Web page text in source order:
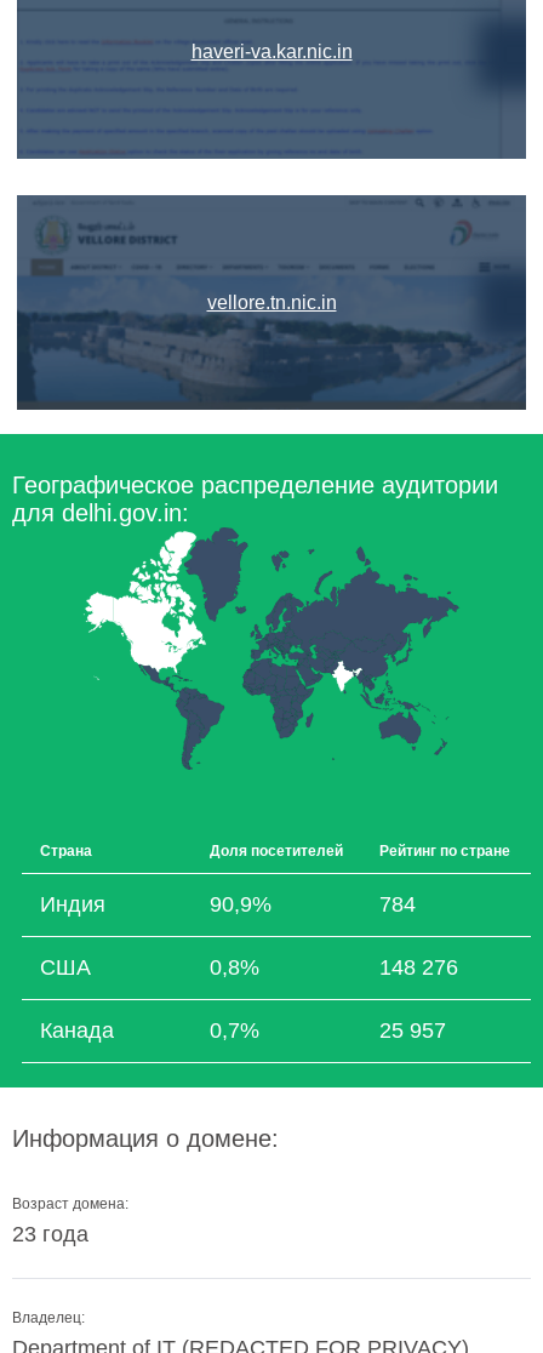
haveri-va.kar.nic.in
vellore.tn.nic.in
Географическое распределение аудитории
для delhi.gov.in:
Страна Доля посетителей Рейтинг по стране
Индия 90,9% 784
США 0,8% 148 276
Канада 0,7% 25 957
Информация о домене:
Возраст домена:
23 года
Владелец:
Department of IT (REDACTED FOR PRIVACY)